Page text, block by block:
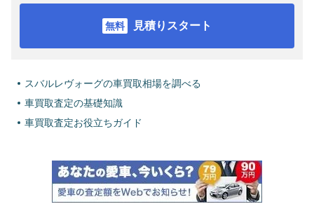
見積りスタート
スバルレヴォーグの車買取相場を調べる
車買取査定の基礎知識
車買取査定お役立ちガイド